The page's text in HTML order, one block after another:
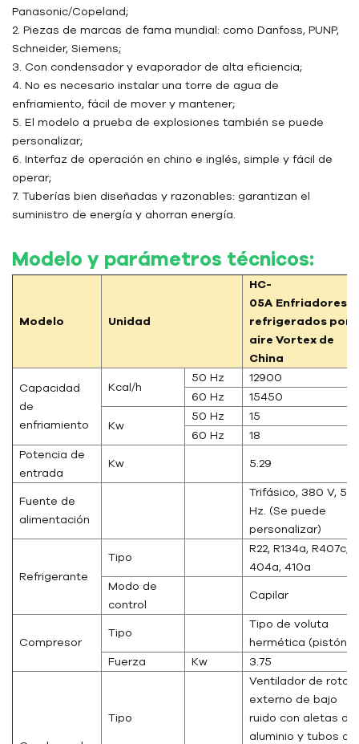
Panasonic/Copeland;
2. Piezas de marcas de fama mundial: como Danfoss, PUNP,
Schneider, Siemens;
3. Con condensador y evaporador de alta eficiencia;
4. No es necesario instalar una torre de agua de
enfriamiento, fácil de mover y mantener;
5. El modelo a prueba de explosiones también se puede
personalizar;
6. Interfaz de operación en chino e inglés, simple y fácil de
operar;
7. Tuberías bien diseñadas y razonables: garantizan el
suministro de energía y ahorran energía.
Modelo y parámetros técnicos:
Modelo Unidad
HC-
05A Enfriadores
refrigerados por
aire Vortex de
China
Capacidad
de
enfriamiento
Kcal/h
50 Hz
12900
60 Hz
15450
Kw
50 Hz
15
60 Hz
18
Potencia de
entrada
Kw 5.29
Fuente de
alimentación
Trifásico, 380 V, 50
Hz. (Se puede
personalizar)
Refrigerante
Tipo
R22, R134a, R407c,
404a, 410a
Modo de
control
Capilar
Compresor
Tipo
Tipo de voluta
hermética (pistón)
Fuerza
Kw 3.75
Tipo
Ventilador de rotor
externo de bajo
ruido con aletas de
aluminio y tubos de